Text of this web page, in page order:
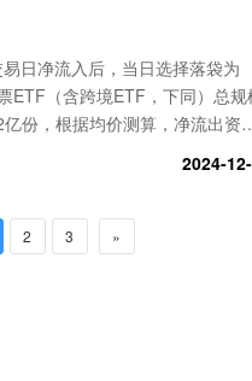
日净流入后，当日选择落袋为
ETF（含跨境ETF，下同）总规
份，根据均价测算，净流出资
2024-
2 3 »